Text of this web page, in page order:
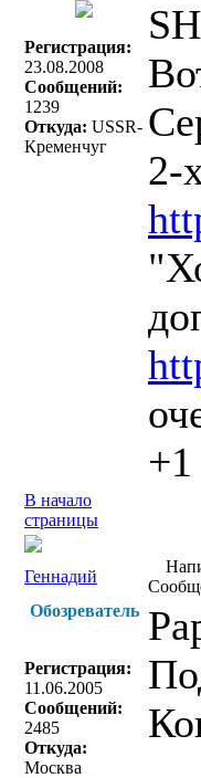
Регистрация:
23.08.2008
Сообщений:
1239
Откуда: USSR-
Кременчуг
2-
В начало
страницы
Геннадий
Обозреватель
Регистрация:
11.06.2005
Сообщений:
2485
Откуда:
Москва